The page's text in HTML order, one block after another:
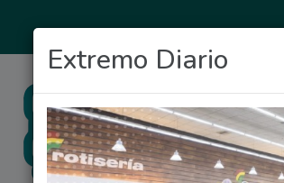
Extremo Diario